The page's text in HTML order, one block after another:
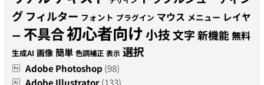
グ フィルター フォント プラグイン マウス メニュー レイヤ
ー 不具合初心者向け小技文字新機能無料
生成AI 画像 簡単 色調補正 表示 選択
Adobe Photoshop (98)
Adobe Illustrator(133)